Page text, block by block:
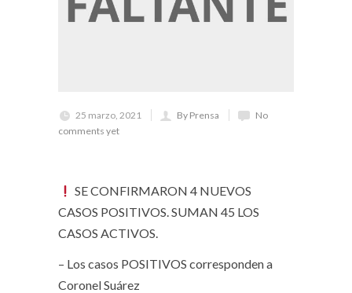
25 marzo, 2021 By Prensa
No
comments yet
SE CONFIRMARON 4 NUEVOS
CASOS POSITIVOS. SUMAN 45 LOS
CASOS ACTIVOS.
– Los casos POSITIVOS corresponden a
Coronel Suárez